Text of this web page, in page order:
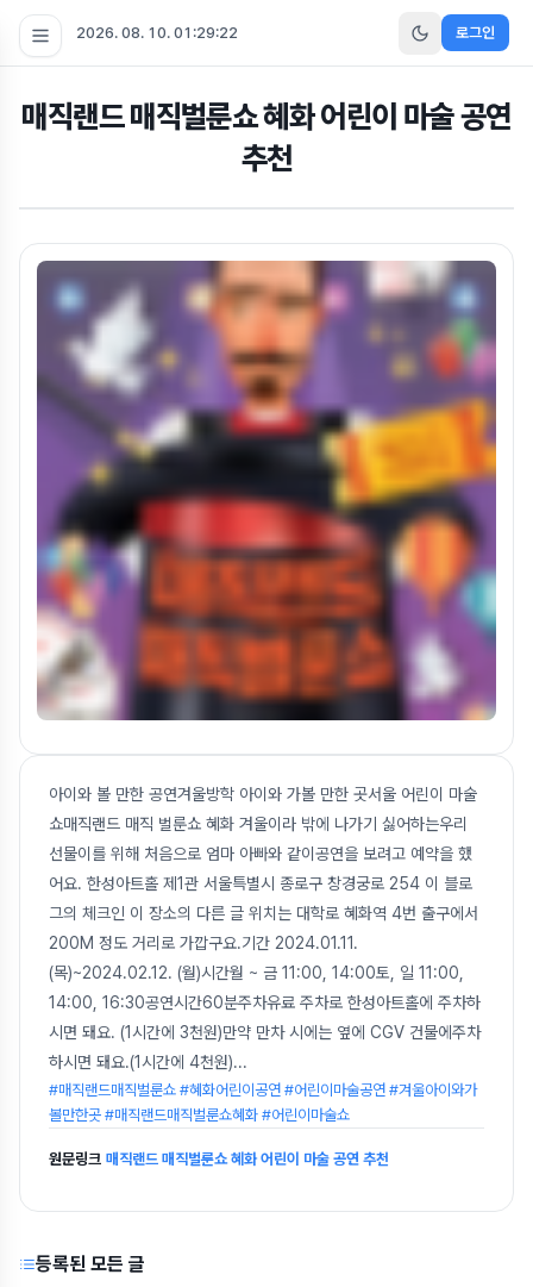
2026. 08. 10. 01:29:23 로그인
매직랜드 매직벌룬쇼 혜화 어린이 마술 공연
추천
아이와 볼 만한 공연겨울방학 아이와 가볼 만한 곳서울 어린이 마술
쇼매직랜드 매직 벌룬쇼 혜화 겨울이라 밖에 나가기 싫어하는우리
선물이를 위해 처음으로 엄마 아빠와 같이공연을 보려고 예약을 했
어요. 한성아트홀 제1관 서울특별시 종로구 창경궁로 254 이 블로
그의 체크인 이 장소의 다른 글 위치는 대학로 혜화역 4번 출구에서
200M 정도 거리로 가깝구요.기간 2024.01.11.
(목)~2024.02.12. (월)시간월 ~ 금 11:00, 14:00토, 일 11:00,
14:00, 16:30공연시간60분주차유료 주차로 한성아트홀에 주차하
시면 돼요. (1시간에 3천원)만약 만차 시에는 옆에 CGV 건물에주차
하시면 돼요.(1시간에 4천원)...
#매직랜드매직벌룬쇼 #혜화어린이공연 #어린이마술공연 #겨울아이와가
볼만한곳 #매직랜드매직벌룬쇼혜화 #어린이마술쇼
원문링크 매직랜드 매직벌룬쇼 혜화 어린이 마술 공연 추천
등록된 모든 글